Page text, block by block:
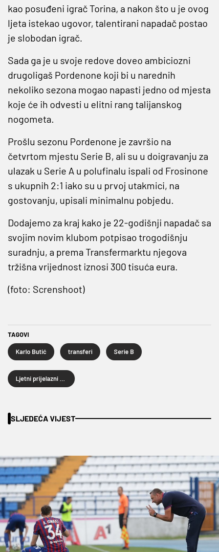
kao posuđeni igrač Torina, a nakon što u je ovog
ljeta istekao ugovor, talentirani napadač postao
je slobodan igrač.
Sada ga je u svoje redove doveo ambiciozni
drugoligaš Pordenone koji bi u narednih
nekoliko sezona mogao napasti jedno od mjesta
koje će ih odvesti u elitni rang talijanskog
nogometa.
Prošlu sezonu Pordenone je završio na
četvrtom mjestu Serie B, ali su u doigravanju za
ulazak u Serie A u polufinalu ispali od Frosinone
s ukupnih 2:1 iako su u prvoj utakmici, na
gostovanju, upisali minimalnu pobjedu.
Dodajemo za kraj kako je 22-godišnji napadač sa
svojim novim klubom potpisao trogodišnju
suradnju, a prema Transfermarktu njegova
tržišna vrijednost iznosi 300 tisuća eura.
(foto: Screnshoot)
TAGOVI
Karlo Butić transferi Serie B
SLJEDEĆA VIJEST